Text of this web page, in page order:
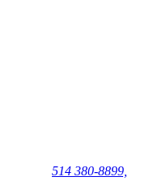
514 380-8899,